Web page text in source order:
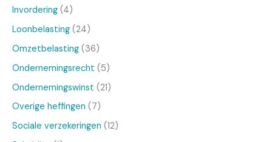
Invordering (4)
Loonbelasting (24)
Omzetbelasting (36)
Ondernemingsrecht (5)
Ondernemingswinst (21)
Overige heffingen (7)
Sociale verzekeringen (12)